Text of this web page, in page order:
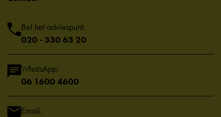
Bel het adviespunt:
020 - 330 63 20
WhatsApp:
06 1600 4600
Email: